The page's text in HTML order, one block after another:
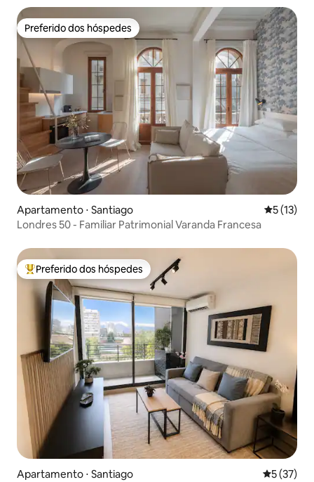
Preferido dos hóspedes
Preferido dos hóspedes
Apartamento ⋅ Santiago 5 de uma
5 (13)
Londres 50 - Familiar Patrimonial Varanda Francesa
Entre os melhores preferidos dos hóspedes
Preferido dos hóspedes
Apartamento ⋅ Santiago 5 de uma
5 (37)